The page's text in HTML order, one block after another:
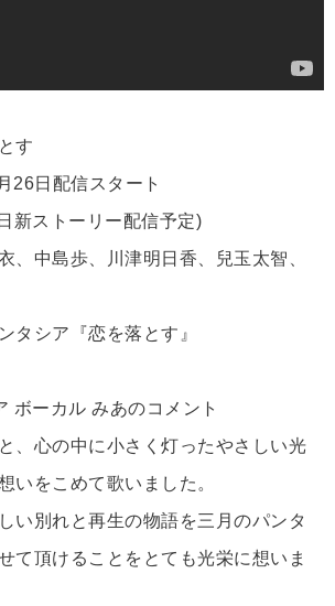
す
26日配信スタート
新ストーリー配信予定)
、中島歩、川津明日香、兒玉太智、
タシア『恋を落とす』
ボーカル みあのコメント
、心の中に小さく灯ったやさしい光
いをこめて歌いました。
い別れと再生の物語を三月のパンタ
て頂けることをとても光栄に想いま